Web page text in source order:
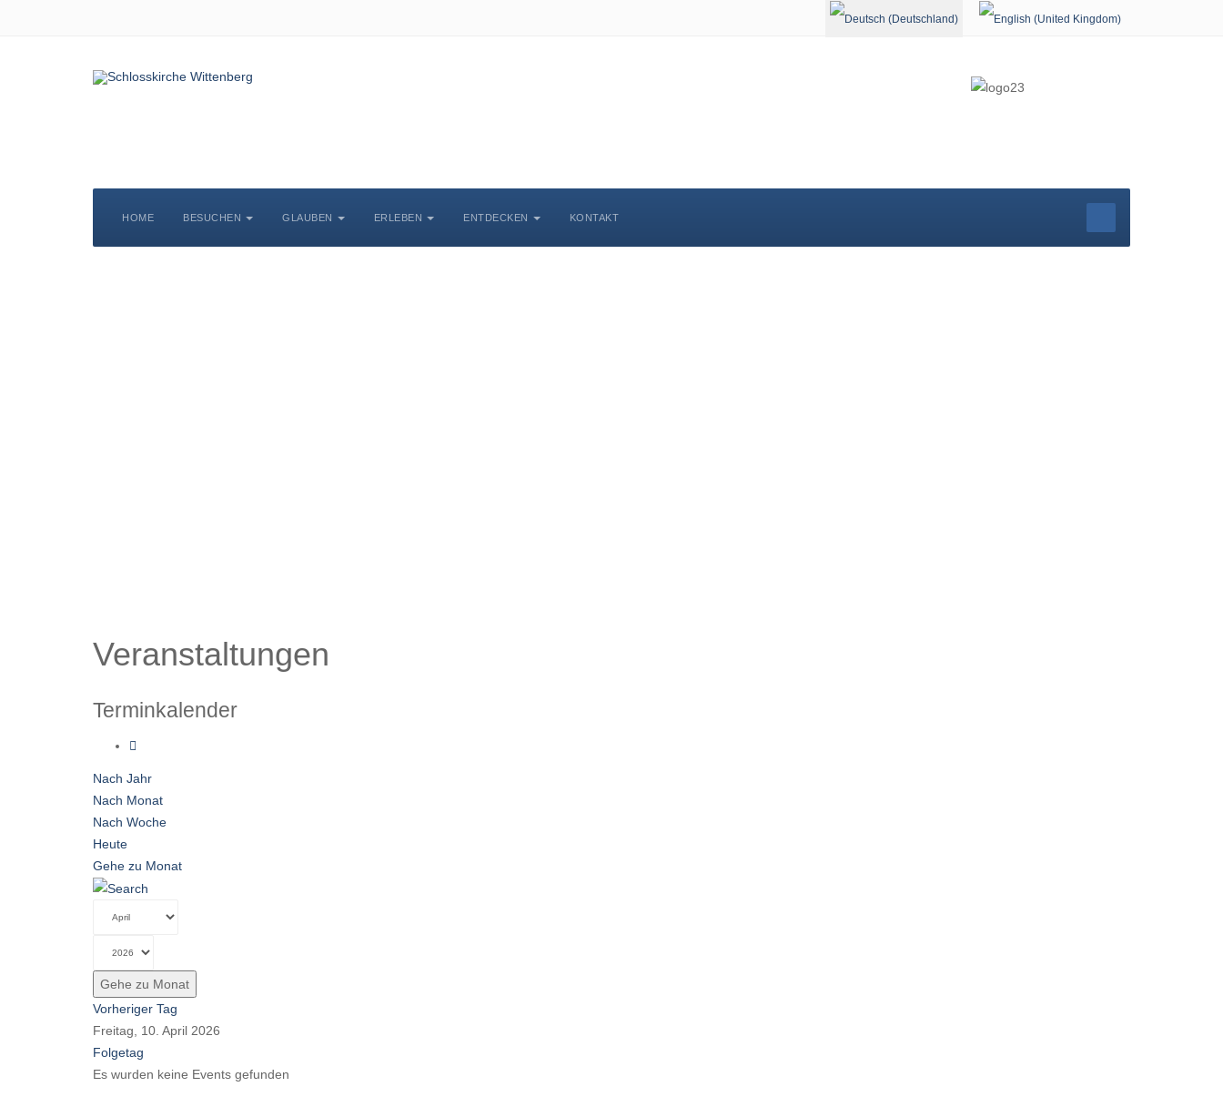
Sprache auswählen
HOME BESUCHEN GLAUBEN ERLEBEN ENTDECKEN KONTAKT
Veranstaltungen
Terminkalender
Nach Jahr
Nach Monat
Nach Woche
Heute
Gehe zu Monat
Gehe zu Monat
Vorheriger Tag
Freitag, 10. April 2026
Folgetag
Es wurden keine Events gefunden